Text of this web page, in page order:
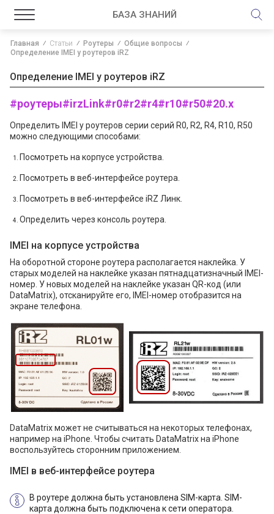
БАЗА ЗНАНИЙ
Главная Статьи Роутеры
Общие вопросы
Определение IMEI у роутеров iRZ
Определение IMEI у роутеров iRZ
#роутеры#irzLink#r0#r2#r4#r10#r50#20.x
Определить IMEI у роутеров серии серий R0, R2, R4, R10, R50
можно следующими способами:
Посмотреть на корпусе устройства.
Посмотреть в веб-интерфейсе роутера.
Посмотреть в веб-интерфейсе iRZ Линк.
Определить через консоль роутера.
IMEI на корпусе устройства
На оборотной стороне роутера располагается наклейка. У
старых моделей на наклейке указан пятнадцатизначный IMEI-
номер. У новых моделей на наклейке указан QR-код (или
DataMatrix), отсканируйте его, IMEI-номер отобразится на
экране телефона.
DataMatrix может не считываться на некоторых телефонах,
например на iPhone. Чтобы считать DataMatrix на iPhone
воспользуйтесь сторонним приложением.
IMEI в веб-интерфейсе роутера
В роутере должна быть установлена SIM-карта. SIM-
карта должна быть подключена к сети оператора.